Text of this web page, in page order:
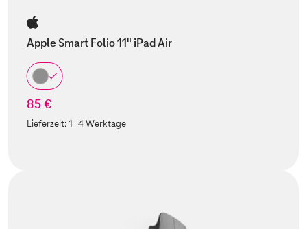
Apple Smart Folio 11" iPad Air
85 €
Lieferzeit:1-4 Werktage